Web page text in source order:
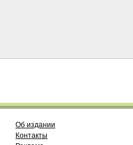
Об издании
Контакты